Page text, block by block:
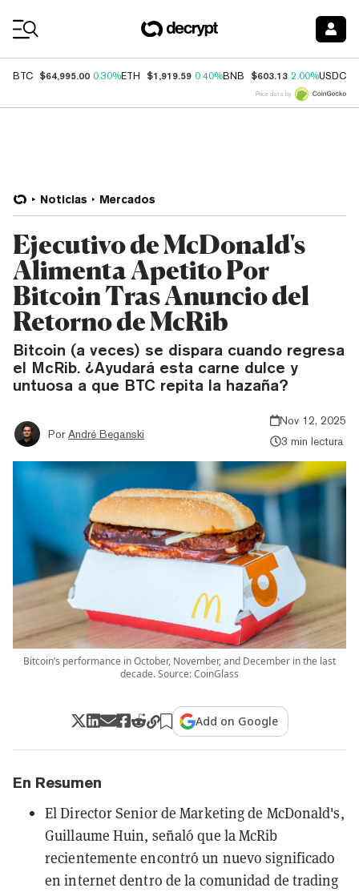
BTC $64,995.00 0.30%ETH $1,919.59 0.40%BNB $603.13 2.00%USDC
Price data by
Noticias Mercados
Ejecutivo de McDonald's
Alimenta Apetito Por
Bitcoin Tras Anuncio del
Retorno de McRib
Bitcoin (a veces) se dispara cuando regresa
el McRib. ¿Ayudará esta carne dulce y
untuosa a que BTC repita la hazaña?
Por André Beganski
Nov 12, 2025
3 min lectura
Bitcoin’s performance in October, November, and December in the last
decade. Source: CoinGlass
Add on Google
En Resumen
El Director Senior de Marketing de McDonald's,
Guillaume Huin, señaló que la McRib
recientemente encontró un nuevo significado
en internet dentro de la comunidad de trading